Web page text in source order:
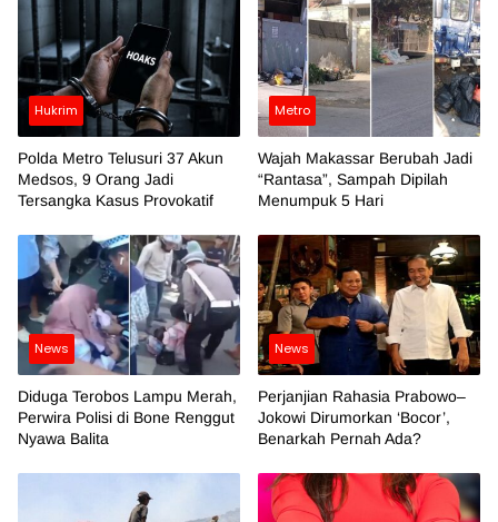
Hukrim
Polda Metro Telusuri 37 Akun
Medsos, 9 Orang Jadi
Tersangka Kasus Provokatif
Metro
Wajah Makassar Berubah Jadi
“Rantasa”, Sampah Dipilah
Menumpuk 5 Hari
News
Diduga Terobos Lampu Merah,
Perwira Polisi di Bone Renggut
Nyawa Balita
News
Perjanjian Rahasia Prabowo–
Jokowi Dirumorkan ‘Bocor’,
Benarkah Pernah Ada?